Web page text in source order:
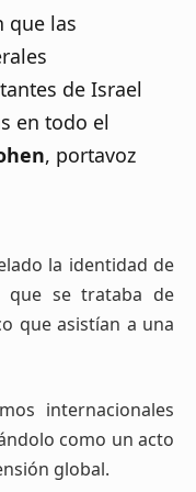
que las
de Israel
en todo el
, portavoz
la identidad de
que se trataba de
que asistían a una
internacionales
como un acto
global.